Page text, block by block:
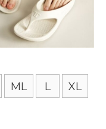
ML L XL